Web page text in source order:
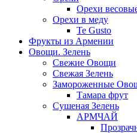
Орехи
Орехи в меду
Te Gusto
Фрукты из Армении
Овощи. Зелень
Свежие Овощи
Свежая Зелень
Замороженные
Тамара фрут
Сушеная Зелень
АРМЧАЙ